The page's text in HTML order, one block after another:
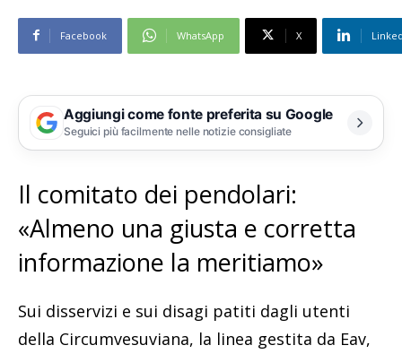
Facebook WhatsApp X
Aggiungi come fonte preferita su Google
Seguici più facilmente nelle notizie consigliate
Il comitato dei pendolari:
«Almeno una giusta e corretta
informazione la meritiamo»
Sui disservizi e sui disagi patiti dagli utenti
della Circumvesuviana, la linea gestita da Eav,